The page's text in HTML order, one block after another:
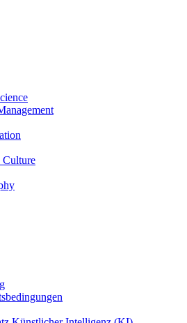
Culture